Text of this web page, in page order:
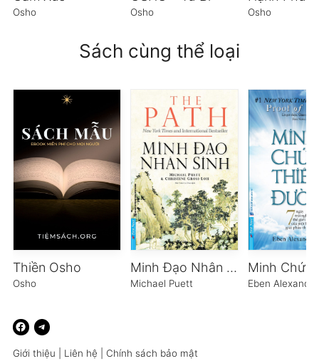
Osho Osho Osho
Sách cùng thể loại
Thiền Osho
Osho
Minh Đạo Nhân Sinh
Michael Puett Eben
Giới thiệu Liên hệ Chính sách bảo mật